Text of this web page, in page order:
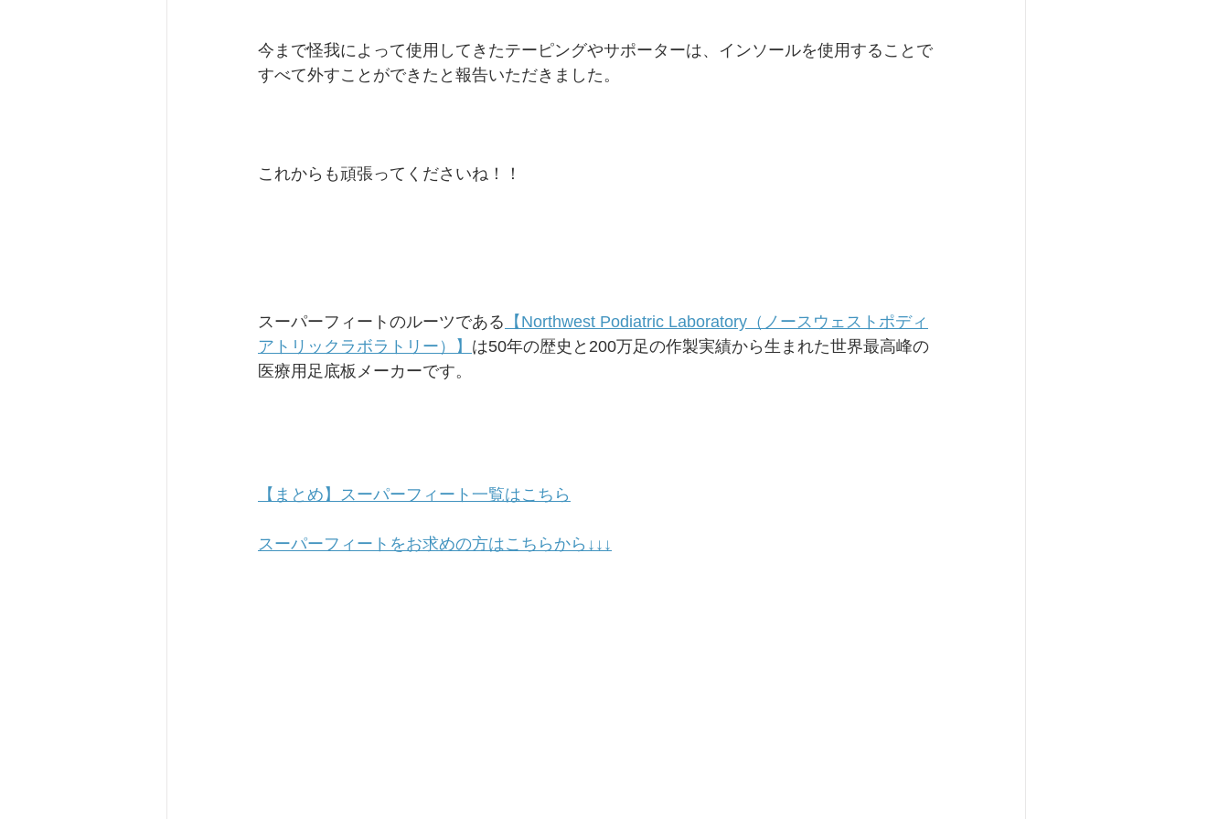
今まで怪我によって使用してきたテーピングやサポーターは、インソールを使用することで
すべて外すことができたと報告いただきました。
これからも頑張ってくださいね！！
スーパーフィートのルーツである 【Northwest Podiatric Laboratory（ノースウェストポディ
アトリックラボラトリー）】 は50年の歴史と200万足の作製実績から生まれた世界最高峰の
医療用足底板メーカーです。
【まとめ】スーパーフィート一覧はこちら
スーパーフィートをお求めの方はこちらから↓↓↓